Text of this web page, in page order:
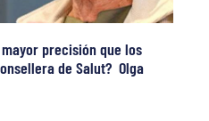
precisión que los
de Salut? Olga